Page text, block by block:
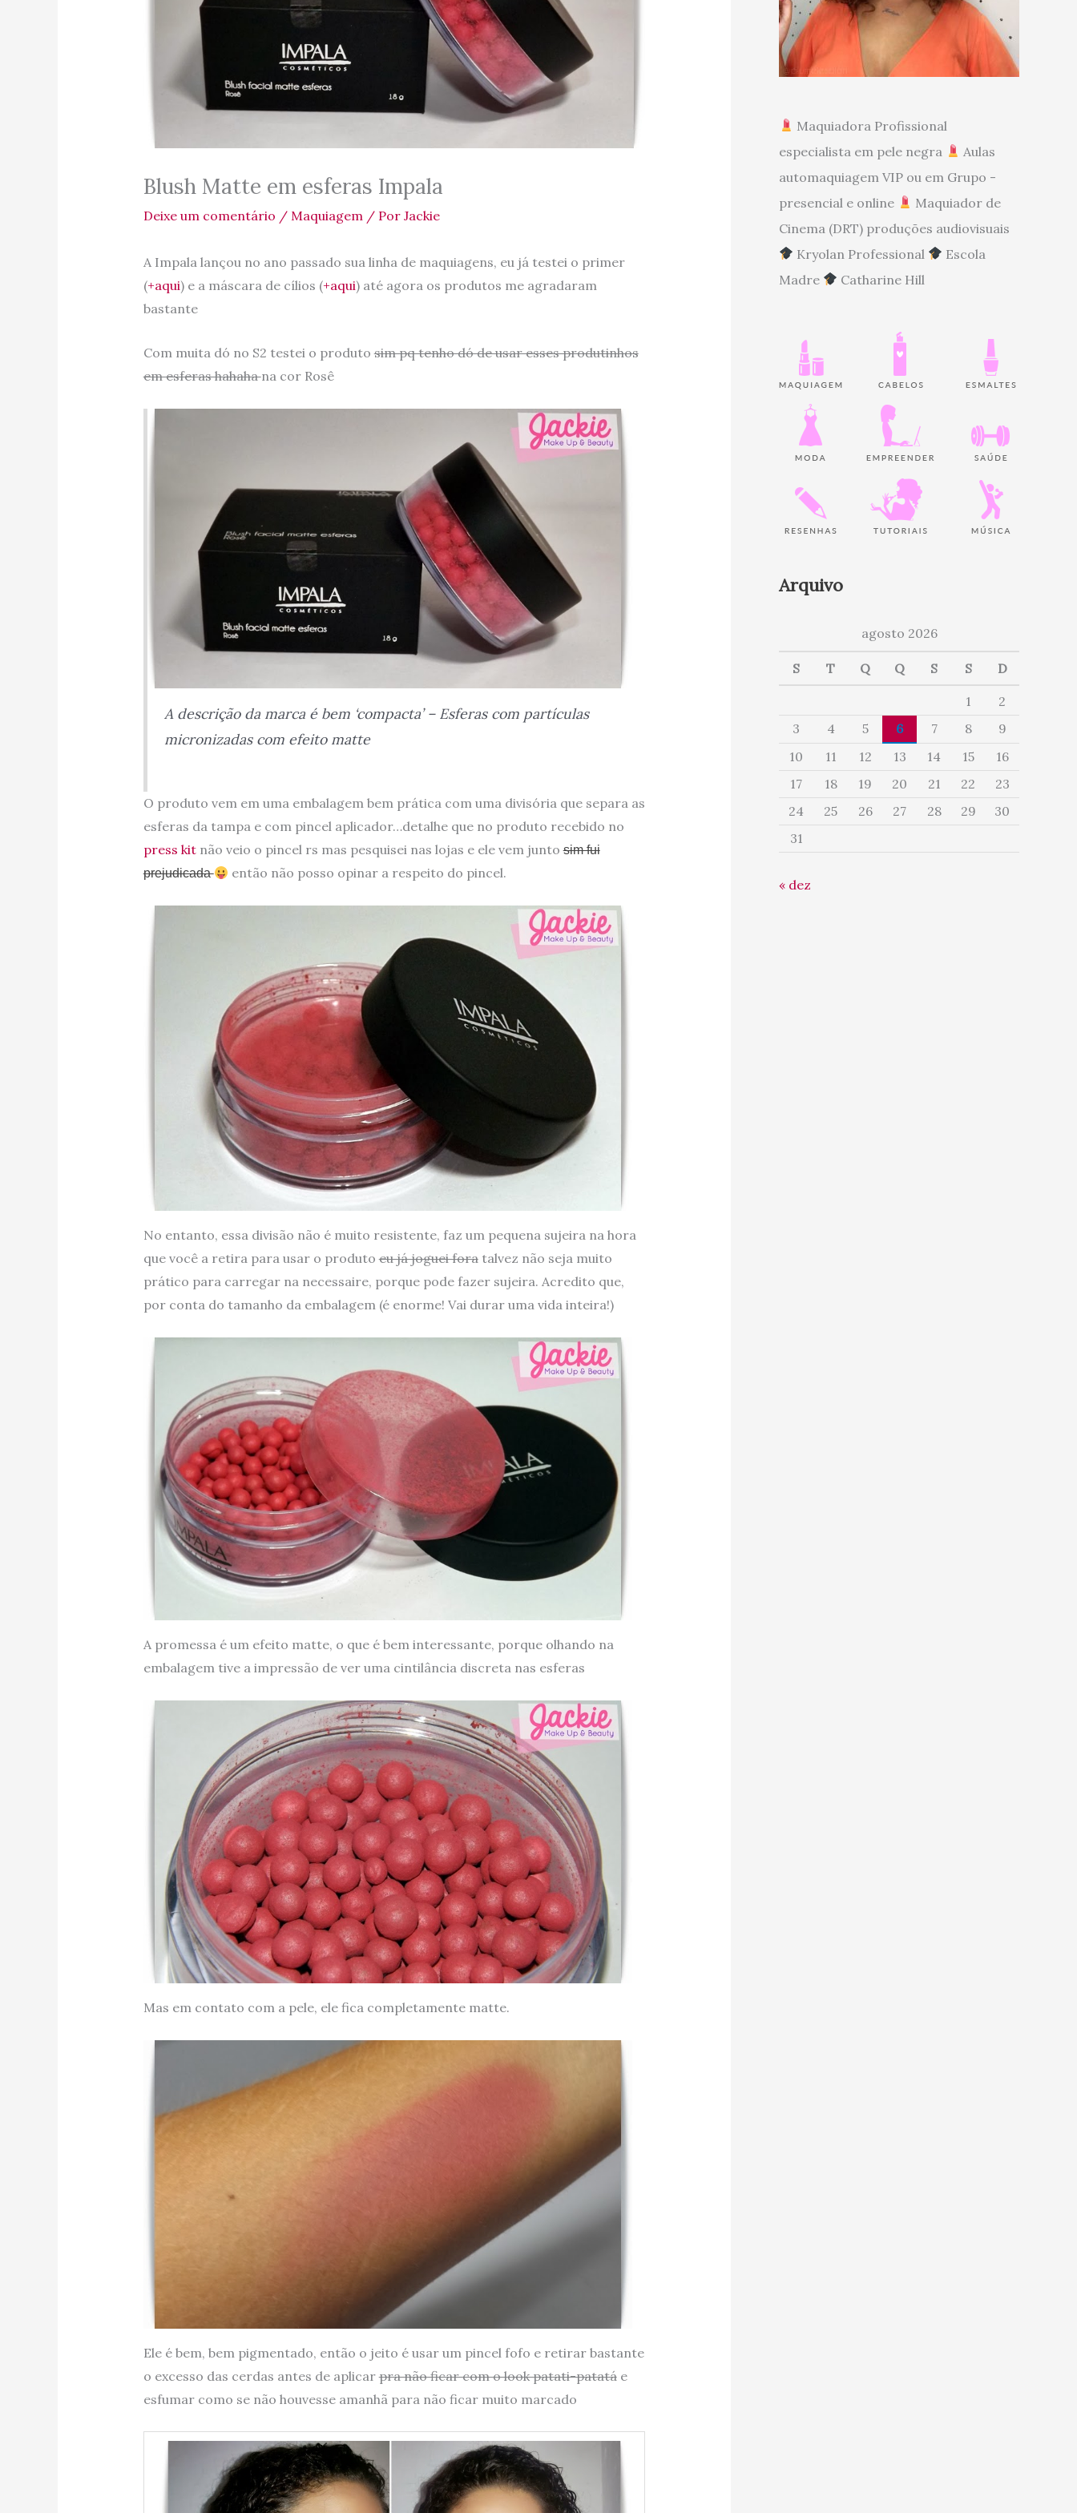
Blush Matte em esferas Impala
Deixe um comentário / Maquiagem/ Por Jackie
A Impala lançou no ano passado sua linha de maquiagens, eu já testei o primer
(+aqui) e a máscara de cílios (+aqui) até agora os produtos me agradaram
bastante
Com muita dó no S2 testei o produtosim pq tenho dó de usar esses produtinhos
em esferas hahahana cor Rosê
A descrição da marca é bem ‘compacta’ – Esferas com partículas
micronizadas com efeito matte
O produto vem em uma embalagem bem prática com uma divisória que separa as
esferas da tampa e com pincel aplicador…detalhe que no produto recebido no
press kitnão veio o pincel rs mas pesquisei nas lojas e ele vem juntosim fui
prejudicada
então não posso opinar a respeito do pincel.
No entanto, essa divisão não é muito resistente, faz um pequena sujeira na hora
que você a retira para usar o produtoeu já joguei foratalvez não seja muito
prático para carregar na necessaire, porque pode fazer sujeira. Acredito que,
por conta do tamanho da embalagem (é enorme! Vai durar uma vida inteira!)
A promessa é um efeito matte, o que é bem interessante, porque olhando na
embalagem tive a impressão de ver uma cintilância discreta nas esferas
Mas em contato com a pele, ele fica completamente matte.
Ele é bem, bem pigmentado, então o jeito é usar um pincel fofo e retirar bastante
o excesso das cerdas antes de aplicarpra não ficar com o look patati-patatáe
esfumar como se não houvesse amanhã para não ficar muito marcado
Maquiadora Profissional
especialista em pele negra
Aulas
automaquiagem VIP ou em Grupo -
presencial e online
Maquiador de
Cinema (DRT) produções audiovisuais
Kryolan Professional
Escola
Madre
Catharine Hill
Arquivo
agosto 2026
S T Q Q S S D
1
2
3
4 5 6 7 8
9
10
11 12 13 14 15
16
17
18 19 20 21 22
23
24
25 26 27 28 29
30
31
« dez